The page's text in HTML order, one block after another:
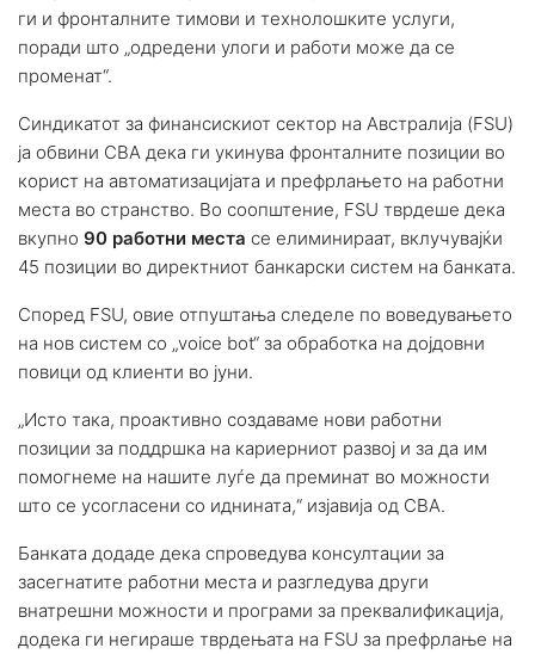
ги и фронталните тимови и технолошките услуги,
поради што „одредени улоги и работи може да се
променат“.
Синдикатот за финансискиот сектор на Австралија (FSU)
ја обвини CBA дека ги укинува фронталните позиции во
корист на автоматизацијата и префрлањето на работни
места во странство. Во соопштение, FSU тврдеше дека
вкупно 90 работни места се елиминираат, вклучувајќи
45 позиции во директниот банкарски систем на банката.
Според FSU, овие отпуштања следеле по воведувањето
на нов систем со „voice bot“ за обработка на дојдовни
повици од клиенти во јуни.
„Исто така, проактивно создаваме нови работни
позиции за поддршка на кариерниот развој и за да им
помогнеме на нашите луѓе да преминат во можности
што се усогласени со иднината,“ изјавија од CBA.
Банката додаде дека спроведува консултации за
засегнатите работни места и разгледува други
внатрешни можности и програми за преквалификација,
додека ги негираше тврдењата на FSU за префрлање на